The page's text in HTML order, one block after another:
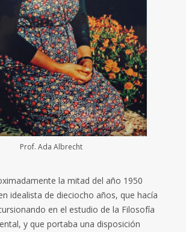
Prof. Ada Albrecht
la mitad del año 1950
idealista de dieciocho años, que hacía
en el estudio de la Filosofía
y que portaba una disposición